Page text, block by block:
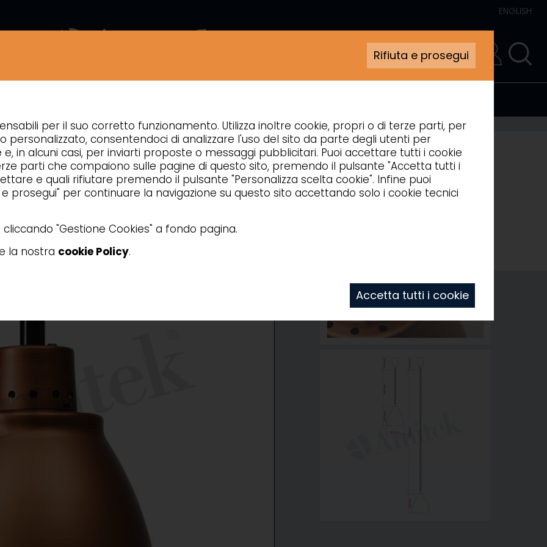
ENGLISH
COTTURA LAMPADE RISCALDANTI IR E SCALDAFRITTI
Rifiuta e prosegui
per il suo corretto funzionamento. Utilizza inoltre cookie, propri o di terze parti, per
personalizzato, consentendoci di analizzare l'uso del sito da parte degli utenti per
in alcuni casi, per inviarti proposte o messaggi pubblicitari. Puoi accettare tutti i cookie
parti che compaiono sulle pagine di questo sito, premendo il pulsante "Accetta tutti i
e quali rifiutare premendo il pulsante "Personalizza scelta cookie". Infine puoi
prosegui" per continuare la navigazione su questo sito accettando solo i cookie tecnici
"Gestione Cookies" a fondo pagina.
la nostra cookie Policy.
Accetta tutti i cookie